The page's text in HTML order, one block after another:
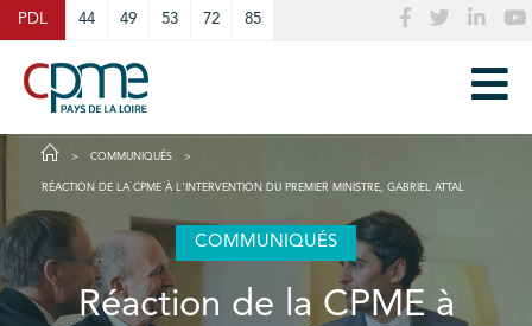
PDL 44 49 53 72 85
COMMUNIQUÉS
RÉACTION DE LA CPME À L'INTERVENTION DU PREMIER MINISTRE, GABRIEL ATTAL
COMMUNIQUÉS
Réaction de la CPME à
Cookies management panel